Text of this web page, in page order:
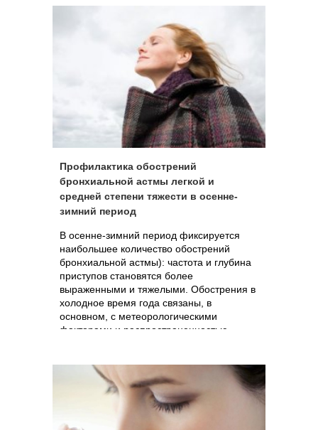
Профилактика обострений
бронхиальной астмы легкой и
средней степени тяжести в осенне-
зимний период
В осенне-зимний период фиксируется
наибольшее количество обострений
бронхиальной астмы): частота и глубина
приступов становятся более
выраженными и тяжелыми. Обострения в
холодное время года связаны, в
основном, с метеорологическими
факторами и распространенностью